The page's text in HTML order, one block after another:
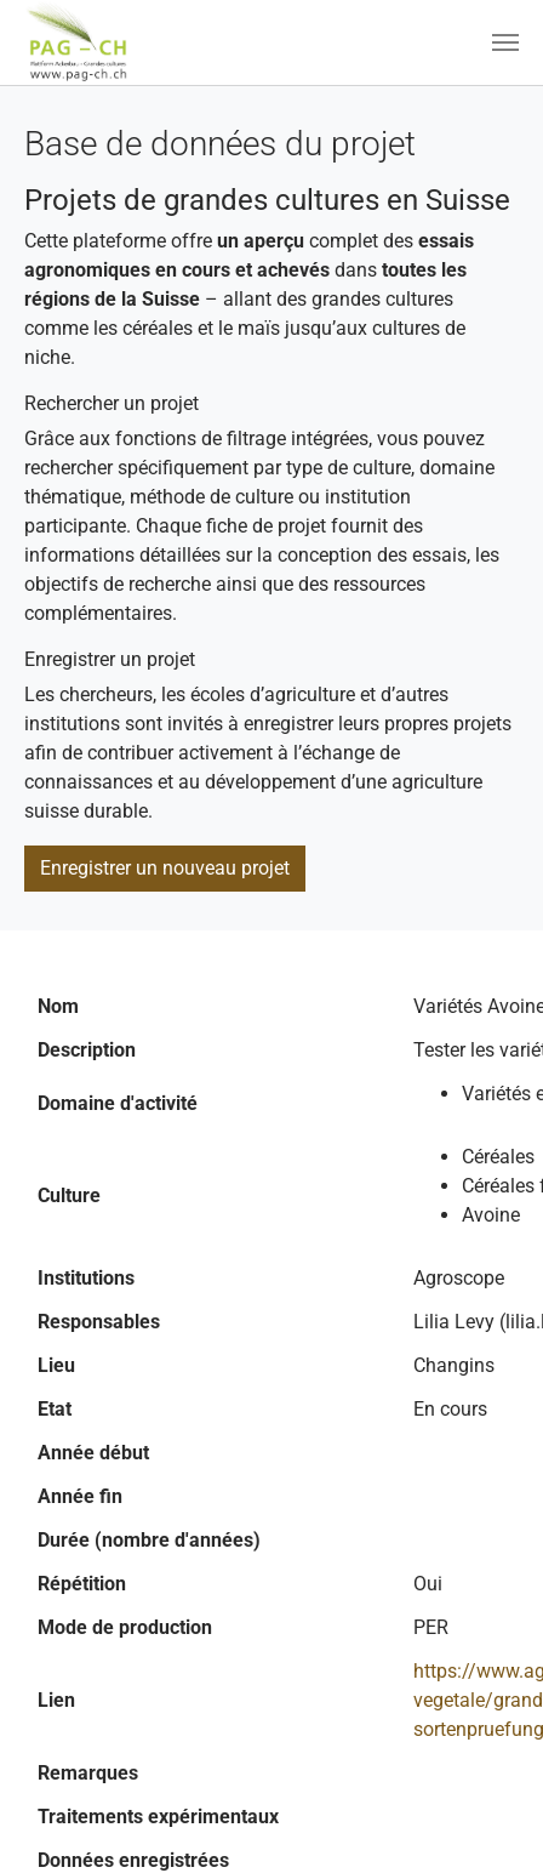
Base de données du projet
Projets de grandes cultures en Suisse
Cette plateforme offre un aperçu complet des essais
agronomiques en cours et achevés dans toutes les
régions de la Suisse – allant des grandes cultures
comme les céréales et le maïs jusqu’aux cultures de
niche.
Rechercher un projet
Grâce aux fonctions de filtrage intégrées, vous pouvez
rechercher spécifiquement par type de culture, domaine
thématique, méthode de culture ou institution
participante. Chaque fiche de projet fournit des
informations détaillées sur la conception des essais, les
objectifs de recherche ainsi que des ressources
complémentaires.
Enregistrer un projet
Les chercheurs, les écoles d’agriculture et d’autres
institutions sont invités à enregistrer leurs propres projets
afin de contribuer activement à l’échange de
connaissances et au développement d’une agriculture
suisse durable.
Enregistrer un nouveau projet
Nom
Variétés
Description
Tester les
Domaine d'activité Variétés
Culture
Céréales
Céréales
Avoine
Institutions
Agroscope
Responsables
Lilia Levy
Lieu
Changins
Etat
En cours
Année début
Année fin
Durée (nombre d'années)
Répétition
Oui
Mode de production
PER
Lien
https://
vegetale/
Remarques
Traitements expérimentaux
Données enregistrées